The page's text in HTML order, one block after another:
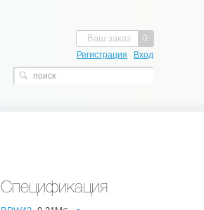
0
Ваш заказ
Регистрация Вход
Спецификация